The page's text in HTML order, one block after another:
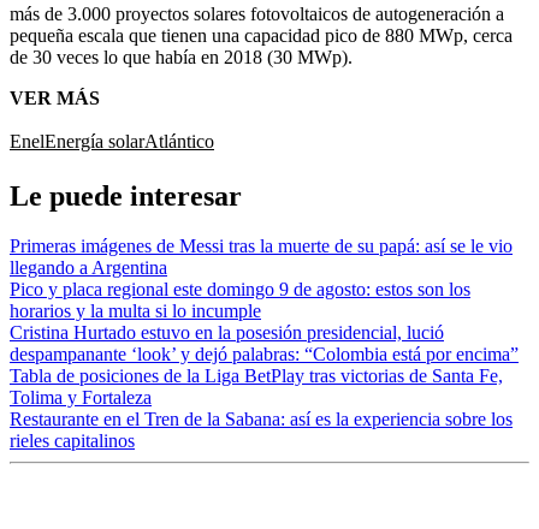
más de 3.000 proyectos solares fotovoltaicos de autogeneración a
pequeña escala que tienen una capacidad pico de 880 MWp, cerca
de 30 veces lo que había en 2018 (30 MWp).
VER MÁS
EnelEnergía solarAtlántico
Le puede interesar
Primeras imágenes de Messi tras la muerte de su papá: así se le vio
llegando a Argentina
Pico y placa regional este domingo 9 de agosto: estos son los
horarios y la multa si lo incumple
Cristina Hurtado estuvo en la posesión presidencial, lució
despampanante ‘look’ y dejó palabras: “Colombia está por encima”
Tabla de posiciones de la Liga BetPlay tras victorias de Santa Fe,
Tolima y Fortaleza
Restaurante en el Tren de la Sabana: así es la experiencia sobre los
rieles capitalinos